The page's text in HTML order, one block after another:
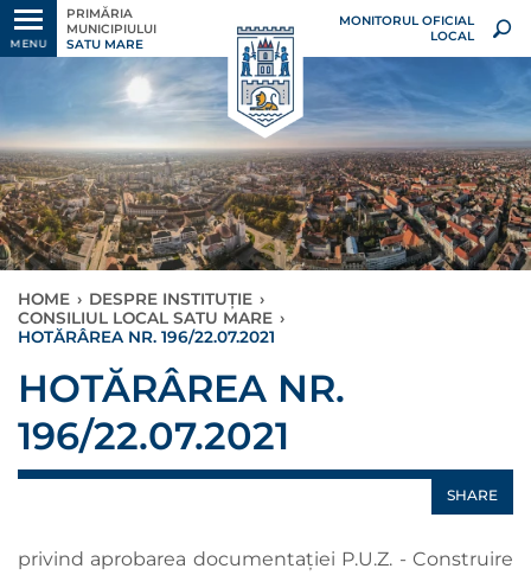
MENU
PRIMĂRIA
MUNICIPIULUI
SATU MARE
MONITORUL OFICIAL
LOCAL
HOME › DESPRE INSTITUȚIE ›
CONSILIUL LOCAL SATU MARE ›
HOTĂRÂREA NR. 196/22.07.2021
HOTĂRÂREA NR.
196/22.07.2021
SHARE
privind aprobarea documentaţiei P.U.Z. - Construire